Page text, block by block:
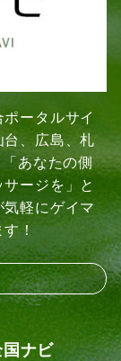
ポータルサイ
台、広島、札
あなたの側
ージを」と
気軽にゲイマ
す！
ナビ